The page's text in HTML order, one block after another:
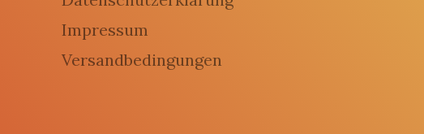
Impressum
Versandbedingungen